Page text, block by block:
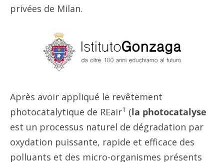
privées de Milan.
Après avoir appliqué le revêtement
photocatalytique de REair1 (la photocatalyse
est un processus naturel de dégradation par
oxydation puissante, rapide et efficace des
polluants et des micro-organismes présents